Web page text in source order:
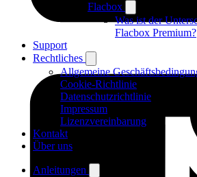
Flacbox
Was ist der
Flacbox Premium?
Support
Rechtliches
Allgemeine
Cookie-Richtlinie
Datenschutzrichtlinie
Impressum
Lizenzvereinbarung
Kontakt
Über uns
Anleitungen